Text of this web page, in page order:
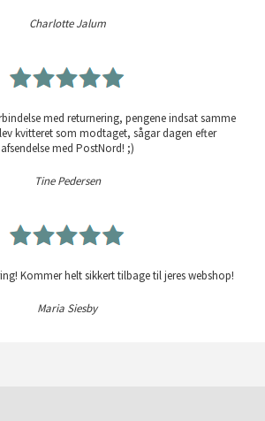
Charlotte Jalum
med returnering, pengene indsat samme
kvitteret som modtaget, sågar dagen efter
afsendelse med PostNord! ;)
Tine Pedersen
Kommer helt sikkert tilbage til jeres webshop!
Maria Siesby